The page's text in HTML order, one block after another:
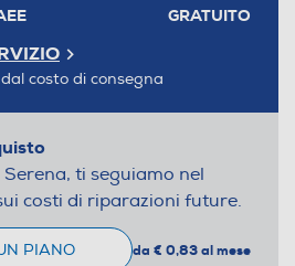
GRATUITO
costo di consegna
ti seguiamo nel
costi di riparazioni future.
PIANO da € 0,83 al mese